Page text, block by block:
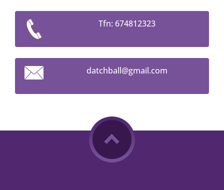
Tfn: 674812323
datchball@gmail.com